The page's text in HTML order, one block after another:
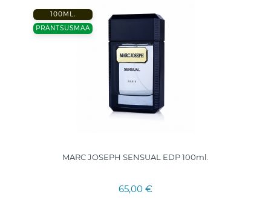
100ML.
PRANTSUSMAA
MARC JOSEPH SENSUAL EDP 100ml.
65,00 €